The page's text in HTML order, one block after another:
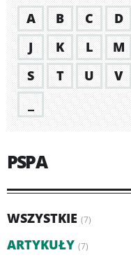
A B C D
J
K L M
S
T U V
PSPA
WSZYSTKIE (7)
ARTYKUŁY (7)